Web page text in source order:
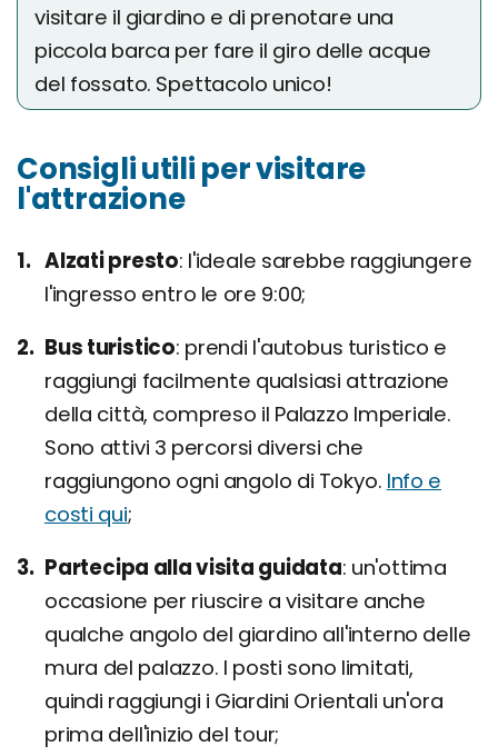
visitare il giardino e di prenotare una
piccola barca per fare il giro delle acque
del fossato. Spettacolo unico!
Consigli utili per visitare
l'attrazione
Alzati presto l'ideale sarebbe raggiungere
l'ingresso entro le ore 9:00;
Bus turistico prendi l'autobus turistico e
raggiungi facilmente qualsiasi attrazione
della città, compreso il Palazzo Imperiale.
Sono attivi 3 percorsi diversi che
raggiungono ogni angolo di Tokyo. Info e
costi qui;
Partecipa alla visita guidata un'ottima
occasione per riuscire a visitare anche
qualche angolo del giardino all'interno delle
mura del palazzo. I posti sono limitati,
quindi raggiungi i Giardini Orientali un'ora
prima dell'inizio del tour;